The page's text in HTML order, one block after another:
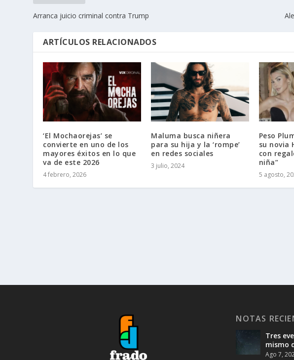
Arranca juicio criminal contra Trump
ARTÍCULOS RELACIONADOS
‘El Mochaorejas’ se
convierte en uno de los
mayores éxitos en lo que
va de este 2026
4 febrero, 2026
Maluma busca niñera
para su hija y la ‘rompe’
en redes sociales
3 julio, 2024
Peso
su novia
con
niña”
5 agosto,
NOTAS
Tres
mismo
Ago 7,